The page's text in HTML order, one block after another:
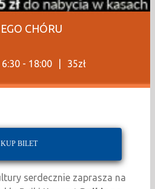
CHÓRU
- 18:00 35zł
KUP BILET
serdecznie zaprasza na